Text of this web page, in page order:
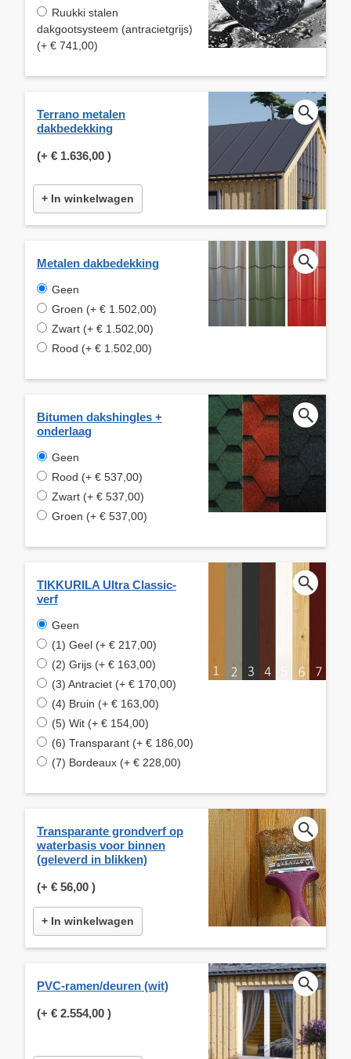
Ruukki stalen
dakgootsysteem (antracietgrijs)
(+ € 741,00)
Terrano metalen
dakbedekking
(+ € 1.636,00 )
+ In winkelwagen
Metalen dakbedekking
Geen
Groen (+ € 1.502,00)
Zwart (+ € 1.502,00)
Rood (+ € 1.502,00)
Bitumen dakshingles +
onderlaag
Geen
Rood (+ € 537,00)
Zwart (+ € 537,00)
Groen (+ € 537,00)
TIKKURILA Ultra Classic-
verf
Geen
(1) Geel (+ € 217,00)
(2) Grijs (+ € 163,00)
(3) Antraciet (+ € 170,00)
(4) Bruin (+ € 163,00)
(5) Wit (+ € 154,00)
(6) Transparant (+ € 186,00)
(7) Bordeaux (+ € 228,00)
Transparante grondverf op
waterbasis voor binnen
(geleverd in blikken)
(+ € 56,00 )
+ In winkelwagen
PVC-ramen/deuren (wit)
(+ € 2.554,00 )